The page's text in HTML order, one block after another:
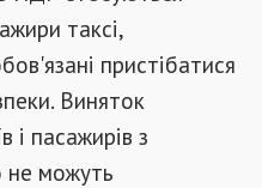
таксі,
пристібатися
Виняток
і пасажирів з
не можуть